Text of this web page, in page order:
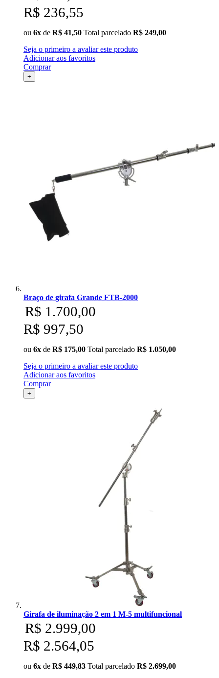
R$ 236,55
ou 6x de R$ 41,50 Total parcelado R$ 249,00
Seja o primeiro a avaliar este produto
Adicionar aos favoritos
Comprar
+
Braço de girafa Grande FTB-2000
R$ 1.700,00
R$ 997,50
ou 6x de R$ 175,00 Total parcelado R$ 1.050,00
Seja o primeiro a avaliar este produto
Adicionar aos favoritos
Comprar
+
Girafa de iluminação 2 em 1 M-5 multifuncional
R$ 2.999,00
R$ 2.564,05
ou 6x de R$ 449,83 Total parcelado R$ 2.699,00